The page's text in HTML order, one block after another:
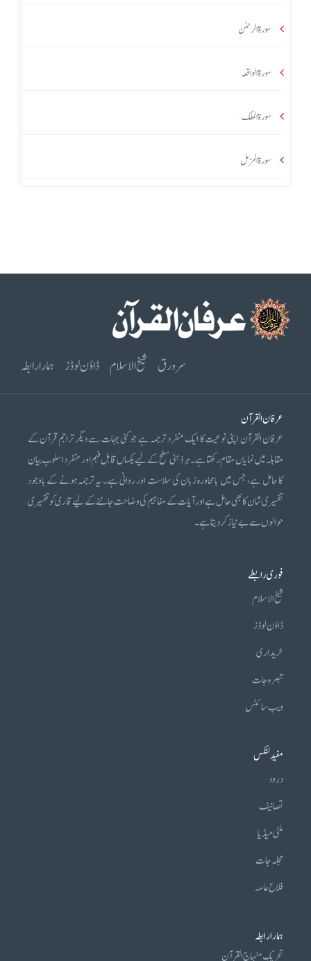
سورۃ الرحمٰن
سورۃ الواقعہ
سورۃ الملک
سورۃ المزمل
سرورق شیخ الاسلام ڈاؤن لوڈز ہمارا رابطہ
عرفان القرآن
عرفان القرآن اپنی نوعیت کا ایک منفرد ترجمہ ہے جو کئی جہات سے دیگر تراجم قرآن کے
مقابلہ میں نمایاں مقام رکھتا ہے۔ ہر ذہنی سطح کے لیے یکساں قابل فہم اور منفرد اسلوب بیان
کا حامل ہے، جس میں بامحاورہ زبان کی سلاست اور روانی ہے۔ یہ ترجمہ ہونے کے باوجود
تفسیری شان کا بھی حامل ہے اور آیات کے مفاہیم کی وضاحت جاننے کے لیے قاری کو تفسیری
حوالوں سے بے نیاز کر دیتا ہے۔
فوری رابطے
شیخ الاسلام
ڈاؤن لوڈز
خریداری
تبصرہ جات
ویب سائٹس
مفید لنکس
درود
تصانیف
ملٹی میڈیا
مجلہ جات
فلاح عامہ
ہمارا رابطہ
تحریکِ منہاج القرآن